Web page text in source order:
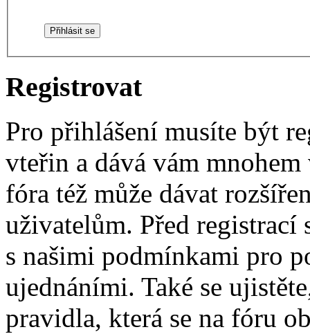
Registrovat
Pro přihlášení musíte být
vteřin a dává vám
fóra též může dávat
uživatelům. Před registrací
s našimi podmínkami pro
ujednáními. Také se
pravidla, která se na fóru